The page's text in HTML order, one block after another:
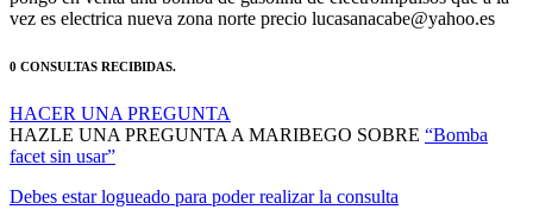
HAZLE UNA PREGUNTA A MARIBEGO SOBRE
facet sin usar”
Debes estar logueado para poder realizar la consulta